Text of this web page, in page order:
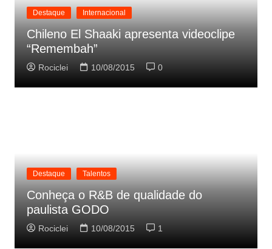
Destaque Internacional
Chileno El Shaaki apresenta videoclipe
“Remembah”
Rociclei 10/08/2015 0
Destaque Talentos
Conheça o R&B de qualidade do
paulista GODO
Rociclei 10/08/2015 1